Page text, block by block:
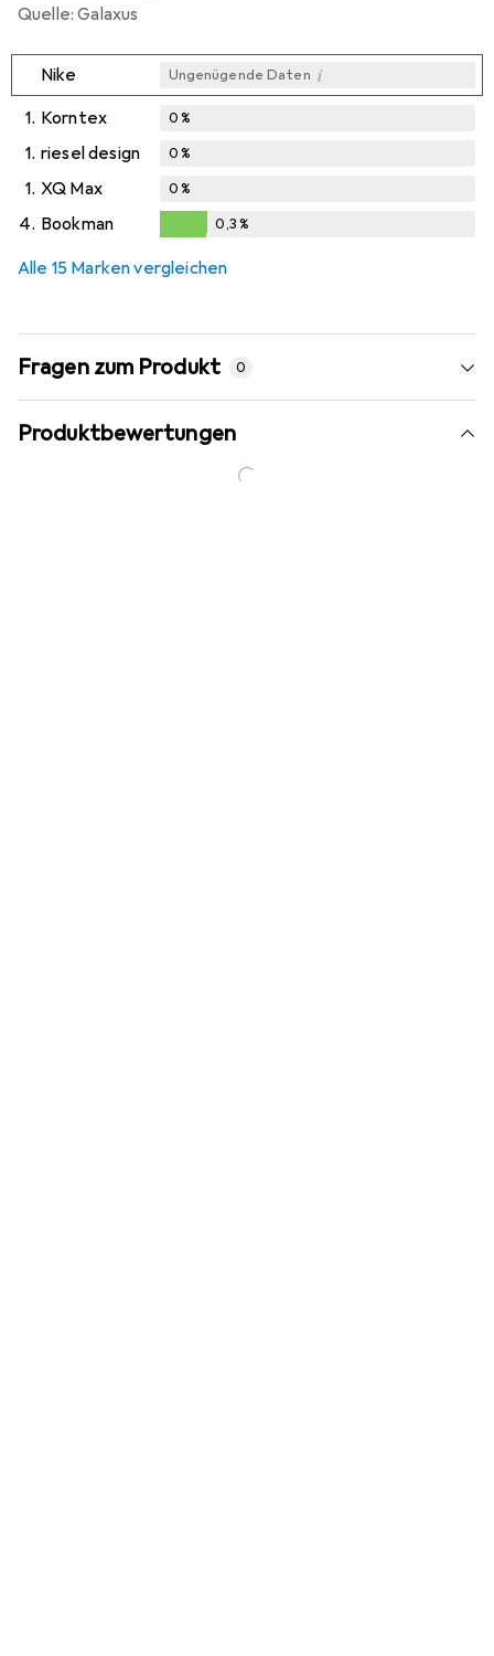
Quelle: Galaxus
Nike Ungenügende Daten i
1. Korntex 0%
1. riesel design 0%
1. XQ Max 0%
4. Bookman 0,3%
Alle 15 Marken vergleichen
Fragen zum Produkt 0
Produktbewertungen